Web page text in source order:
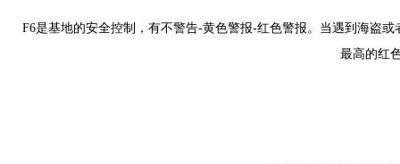
F6是基地的安全控制，有不警告-黄色警报-红色警报。当遇到海盗
最高的红